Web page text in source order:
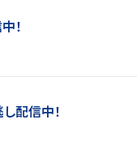
！
配信中！